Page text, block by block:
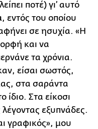
ποτέ) γι’ αυτό
, εντός του οποίου
σε ησυχία. «Η
και να
τα χρόνια.
είσαι σωστός,
στα σαράντα
ίδιο. Στα είκοσι
λέγοντας εξυπνάδες.
γραφικός», μου